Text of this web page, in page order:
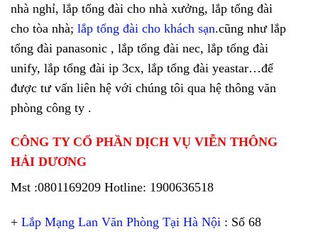
nhà nghỉ, lắp tổng đài cho nhà xưởng, lắp tổng đài
cho tòa nhà; lắp tổng đài cho khách sạn.cũng như lắp
tổng đài panasonic , lắp tổng đài nec, lắp tổng đài
unify, lắp tổng đài ip 3cx, lắp tổng đài yeastar…để
được tư vấn liên hệ với chúng tôi qua hệ thông văn
phòng công ty .
CÔNG TY CỔ PHẦN DỊCH VỤ VIỄN THÔNG
HẢI DƯƠNG
Mst :0801169209 Hotline: 1900636518
+ Lắp Mạng Lan Văn Phòng Tại Hà Nội : Số 68